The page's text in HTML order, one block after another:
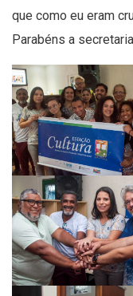
que como eu eram
Parabéns a